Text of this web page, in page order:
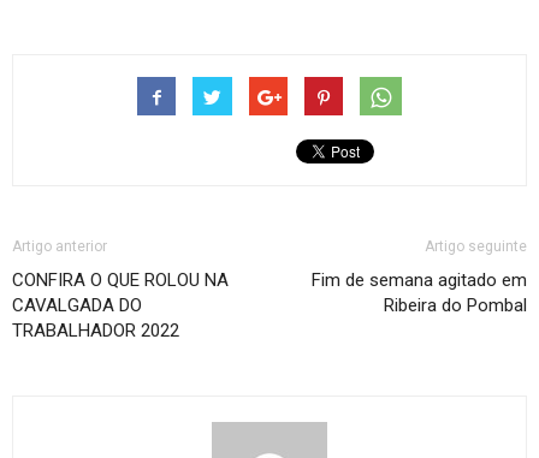
Artigo anterior
CONFIRA O QUE ROLOU NA
CAVALGADA DO
TRABALHADOR 2022
Artigo seguinte
Fim de semana agitado em
Ribeira do Pombal